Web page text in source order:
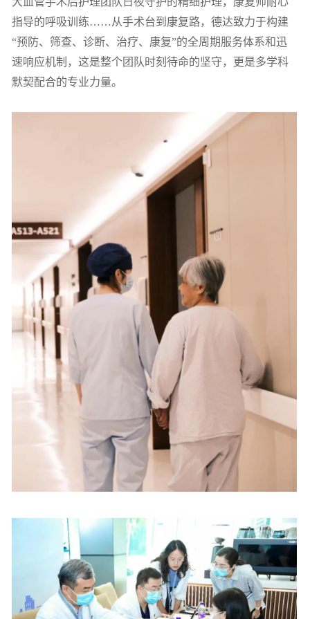
指导的呼吸训练……从手术台到康复路，德达致力于构建
“预防、筛查、诊断、治疗、康复”的全周期服务体系和迅
速响应机制，这是整个团队时刻待命的坚守，更是多学科
默契配合的专业力量。